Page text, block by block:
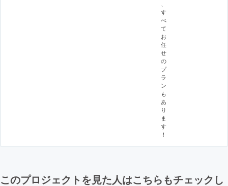
す
べ
て
お
任
せ
の
プ
ラ
ン
も
あ
り
ま
す
！
このプロジェクトを見た人はこちらもチェックし